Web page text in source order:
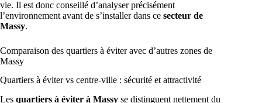
vie. Il est donc conseillé d’analyser précisément
l’environnement avant de s’installer dans ce secteur de
Massy.
Comparaison des quartiers à éviter avec d’autres zones de
Massy
Quartiers à éviter vs centre-ville : sécurité et attractivité
Les quartiers à éviter à Massy se distinguent nettement du